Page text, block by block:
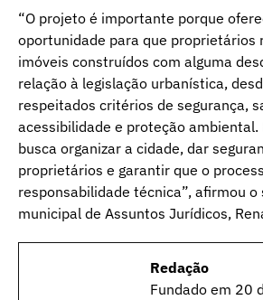
“O projeto é importante porque
oportunidade para que proprietários
imóveis construídos com alguma
relação à legislação urbanística,
respeitados critérios de segurança,
acessibilidade e proteção ambiental.
busca organizar a cidade, dar
proprietários e garantir que o
responsabilidade técnica”, afirmou
municipal de Assuntos Jurídicos,
Redação
Fundado em 20